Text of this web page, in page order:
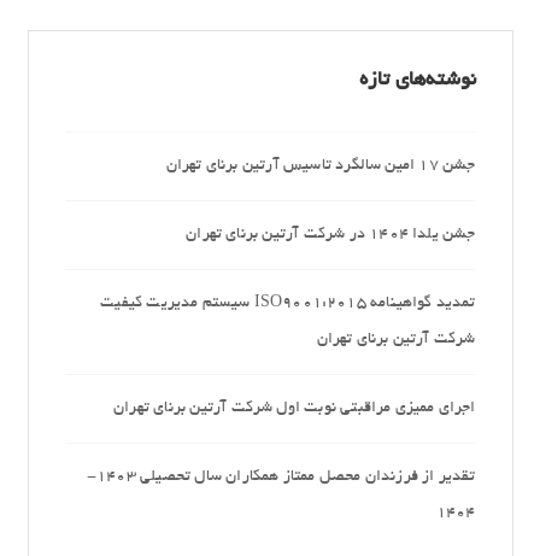
نوشته‌های تازه
جشن 17 امین سالگرد تاسیس آرتین برنای تهران
جشن یلدا 1404 در شرکت آرتین برنای تهران
تمدید گواهینامه ISO9001:2015 سیستم مدیریت کیفیت
شرکت آرتین برنای تهران
اجرای ممیزی مراقبتی نوبت اول شرکت آرتین برنای تهران
تقدیر از فرزندان محصل ممتاز همکاران سال تحصیلی 1403-
1404